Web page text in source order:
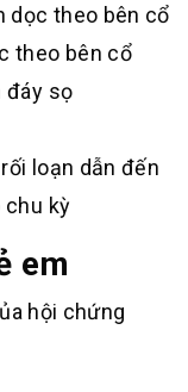
dọc theo bên cổ
theo bên cổ
đáy sọ
loạn dẫn đến
chu kỳ
em
hội chứng